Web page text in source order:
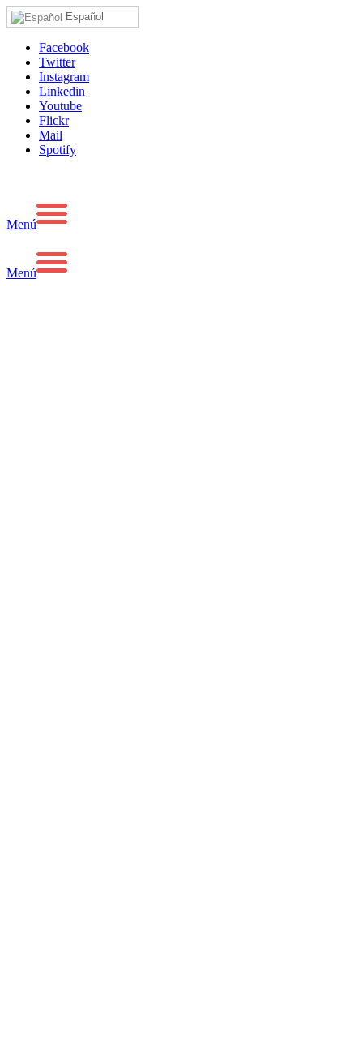
Español
Facebook
Twitter
Instagram
Linkedin
Youtube
Flickr
Mail
Spotify
Menú
Menú